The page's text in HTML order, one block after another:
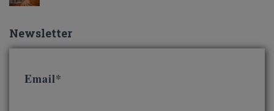
Newsletter
Email*